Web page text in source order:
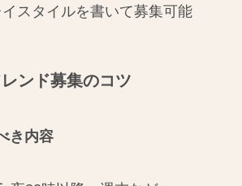
スタイルを書いて募集可能
ンド募集のコツ
き内容